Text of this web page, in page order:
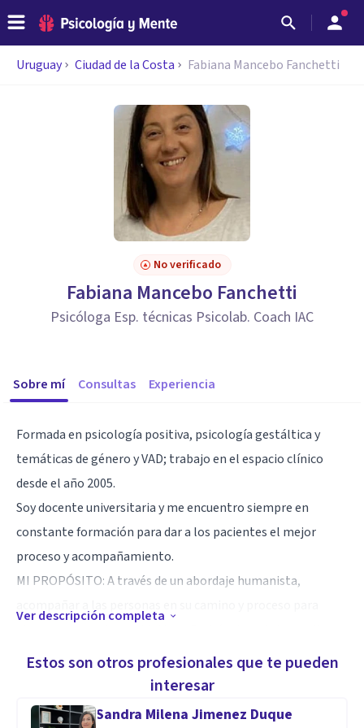
Uruguay Ciudad de la Costa Fabiana Mancebo Fanchetti
No verificado
Fabiana Mancebo Fanchetti
Psicóloga Esp. técnicas Psicolab. Coach IAC
Sobre mí Consultas Experiencia
Formada en psicología positiva, psicología gestáltica y
temáticas de género y VAD; trabajo en el espacio clínico
desde el año 2005.
Soy docente universitaria y me encuentro siempre en
constante formación para dar a los pacientes el mejor
proceso y acompañamiento.
MI PROPÓSITO: A través de un abordaje humanista,
que da sentido y habilita a una nueva experiencia del ser.
Este transitarse, implicará el encuentro, para recorrerse en
compañía y expresar, aspectos de la Psiquis que han sido
Ver descripción completa
Estos son otros profesionales que te pueden
interesar
Sandra Milena Jimenez Duque